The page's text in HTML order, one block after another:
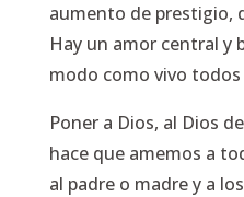
aumento de prestigio,
Hay un amor central y
modo como vivo todos
Poner a Dios, al Dios
hace que amemos a
al padre o madre y a